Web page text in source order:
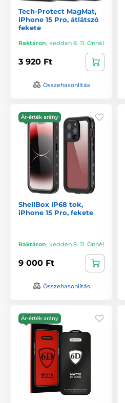
Tech-Protect MagMat,
iPhone 15 Pro, átlátszó
fekete
Raktáron, kedden 8. 11. Önnél
3 920 Ft
Összehasonlítás
Ár-érték arány
ShellBox IP68 tok,
iPhone 15 Pro, fekete
Raktáron, kedden 8. 11. Önnél
9 000 Ft
Összehasonlítás
Ár-érték arány